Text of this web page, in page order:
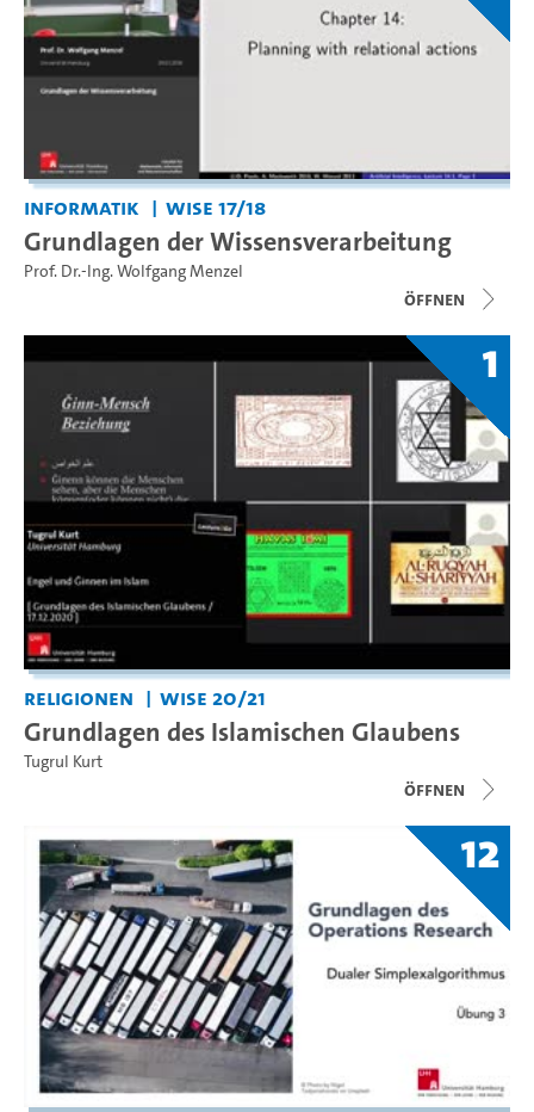
Informatik WiSe 17/18
Grundlagen der Wissensverarbeitung
Prof. Dr.-Ing. Wolfgang Menzel
Öffnen
1
Religionen WiSe 20/21
Grundlagen des Islamischen Glaubens
Tugrul Kurt
Öffnen
12